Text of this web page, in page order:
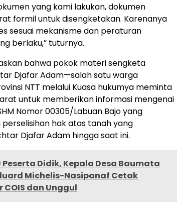
yang kami lakukan, dokumen
formil untuk disengketakan. Karenanya
sesuai mekanisme dan peraturan
berlaku,” tuturnya.
bahwa pokok materi sengketa
Djafar Adam—salah satu warga
NTT melalui Kuasa hukumya meminta
untuk memberikan informasi mengenai
Nomor 00305/Labuan Bajo yang
hak atas tanah yang
Djafar Adam hingga saat ini.
Peserta Didik, Kepala Desa Baumata
Michelis-Nasipanaf Cetak
dan Unggul